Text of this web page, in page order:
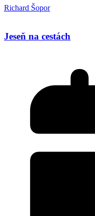
Richard Šopor
Jeseň na cestách